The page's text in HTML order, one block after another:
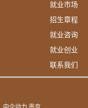
就业市场
招生章程
就业咨询
就业创业
联系我们